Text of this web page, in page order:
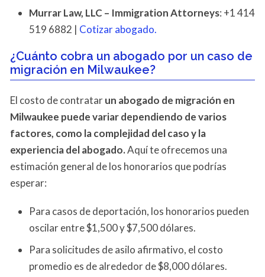
Murrar Law, LLC – Immigration Attorneys: +1 414
519 6882 | Cotizar abogado.
¿Cuánto cobra un abogado por un caso de
migración en Milwaukee?
El costo de contratarun abogado de migración en
Milwaukee puede variar dependiendo de varios
factores, como la complejidad del caso y la
experiencia del abogado.Aquí te ofrecemos una
estimación general de los honorarios que podrías
esperar:
Para casos de deportación, los honorarios pueden
oscilar entre $1,500 y $7,500 dólares.
Para solicitudes de asilo afirmativo, el costo
promedio es de alrededor de $8,000 dólares.